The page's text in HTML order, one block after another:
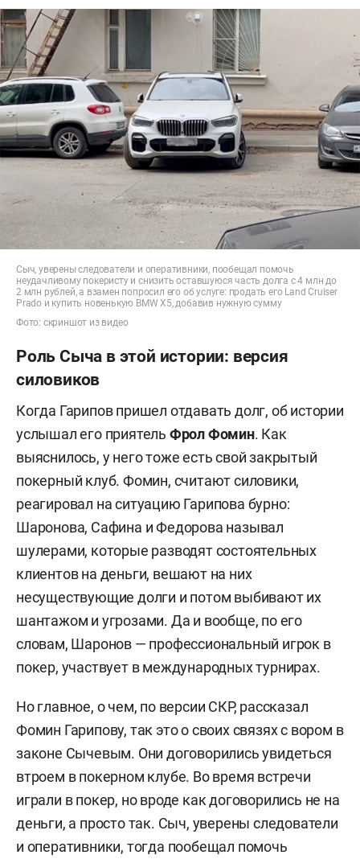
Сыч, уверены следователи и оперативники, пообещал помочь
неудачливому покеристу и снизить оставшуюся часть долга с 4 млн до
2 млн рублей, а взамен попросил его об услуге: продать его Land Cruiser
Prado и купить новенькую BMW Х5, добавив нужную сумму
Фото: скриншот из видео
Роль Сыча в этой истории: версия
силовиков
Когда Гарипов пришел отдавать долг, об истории
услышал его приятель Фрол Фомин. Как
выяснилось, у него тоже есть свой закрытый
покерный клуб. Фомин, считают силовики,
реагировал на ситуацию Гарипова бурно:
Шаронова, Сафина и Федорова называл
шулерами, которые разводят состоятельных
клиентов на деньги, вешают на них
несуществующие долги и потом выбивают их
шантажом и угрозами. Да и вообще, по его
словам, Шаронов — профессиональный игрок в
покер, участвует в международных турнирах.
Но главное, о чем, по версии СКР, рассказал
Фомин Гарипову, так это о своих связях с вором в
законе Сычевым. Они договорились увидеться
втроем в покерном клубе. Во время встречи
играли в покер, но вроде как договорились не на
деньги, а просто так. Сыч, уверены следователи
и оперативники, тогда пообещал помочь